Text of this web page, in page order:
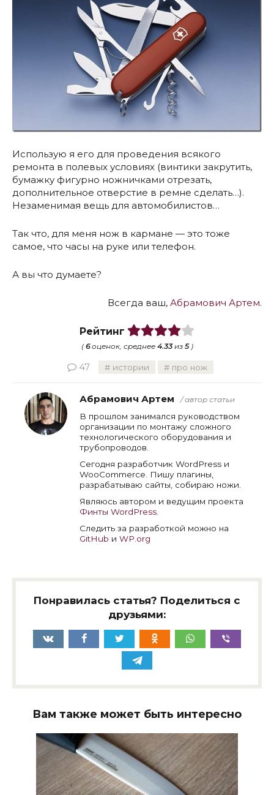
Использую я его для проведения всякого
ремонта в полевых условиях (винтики закрутить,
бумажку фигурно ножничками отрезать,
дополнительное отверстие в ремне сделать…).
Незаменимая вещь для автомобилистов…
Так что, для меня нож в кармане — это тоже
самое, что часы на руке или телефон.
А вы что думаете?
Всегда ваш, Абрамович Артем.
Рейтинг
(6оценок, среднее 4.33из 5)
47 истории про нож
Абрамович Артем / автор статьи
В прошлом занимался руководством
организации по монтажу сложного
технологического оборудования и
трубопроводов.
Сегодня разработчик WordPress и
WooCommerce. Пишу плагины,
разрабатываю сайты, собираю ножи.
Являюсь автором и ведущим проекта
Финты WordPress
Следить за разработкой можно на
GitHub и WP.org
Понравилась статья? Поделиться с
друзьями:
Вам также может быть интересно